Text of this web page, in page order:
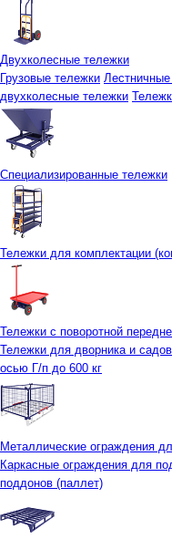
Двухколесные тележки
Грузовые тележки
двухколесные тележки
Специализированные тележки
Тележки для комплектации
Тележки с поворотной
Тележки для дворника и
осью Г/п до 600 кг
Металлические ограждения
Каркасные ограждения для
поддонов (паллет)